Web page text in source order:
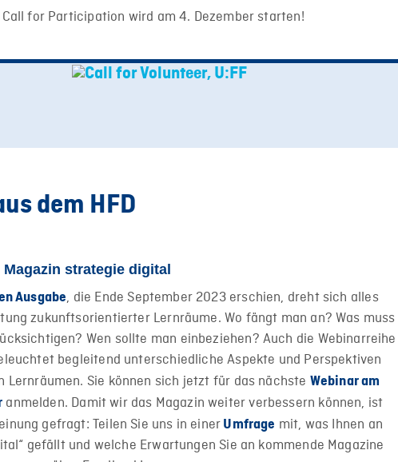
Call for Participation wird am 4. Dezember starten!
dem HFD
strategie digital
Ausgabe, die Ende September 2023 erschien, dreht sich alles
zukunftsorientierter Lernräume. Wo fängt man an? Was muss
Wen sollte man einbeziehen? Auch die Webinarreihe
begleitend unterschiedliche Aspekte und Perspektiven
Lernräumen. Sie können sich jetzt für das nächste Webinar am
anmelden. Damit wir das Magazin weiter verbessern können, ist
gefragt: Teilen Sie uns in einer Umfrage mit, was Ihnen an
gefällt und welche Erwartungen Sie an kommende Magazine